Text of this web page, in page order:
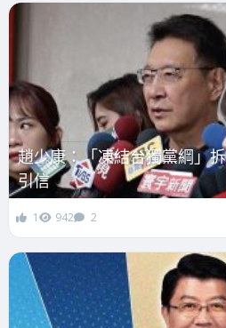
趙少康：「凍結台獨黨綱」
引信
1 942 2